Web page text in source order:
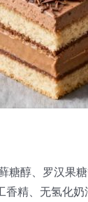
糖醇、罗汉果
精、无氢化